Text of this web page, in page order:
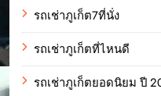
รถเช่าภูเก็ต7ที่นั่ง
รถเช่าภูเก็ตที่ไหนดี
รถเช่าภูเก็ตยอดนิยม ปี